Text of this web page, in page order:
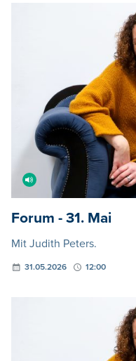
Forum - 31. Mai
Mit Judith Peters.
31.05.2026 12:00